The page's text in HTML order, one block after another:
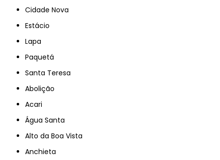
Cidade Nova
Estácio
Lapa
Paquetá
Santa Teresa
Abolição
Acari
Água Santa
Alto da Boa Vista
Anchieta